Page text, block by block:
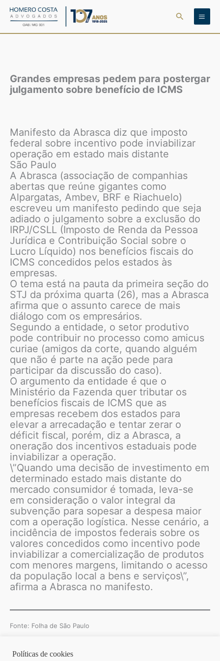
para
Pesquisar
Grandes empresas pedem para postergar
julgamento sobre benefício de ICMS
Manifesto da Abrasca diz que imposto
federal sobre incentivo pode inviabilizar
operação em estado mais distante
São Paulo
A Abrasca (associação de companhias
abertas que reúne gigantes como
Alpargatas, Ambev, BRF e Riachuelo)
escreveu um manifesto pedindo que seja
adiado o julgamento sobre a exclusão do
IRPJ/CSLL (Imposto de Renda da Pessoa
Jurídica e Contribuição Social sobre o
Lucro Líquido) nos benefícios fiscais do
ICMS concedidos pelos estados às
empresas.
O tema está na pauta da primeira seção do
STJ da próxima quarta (26), mas a Abrasca
afirma que o assunto carece de mais
diálogo com os empresários.
Segundo a entidade, o setor produtivo
pode contribuir no processo como amicus
curiae (amigos da corte, quando alguém
que não é parte na ação pede para
participar da discussão do caso).
O argumento da entidade é que o
Ministério da Fazenda quer tributar os
benefícios fiscais de ICMS que as
empresas recebem dos estados para
elevar a arrecadação e tentar zerar o
déficit fiscal, porém, diz a Abrasca, a
oneração dos incentivos estaduais pode
inviabilizar a operação.
\”Quando uma decisão de investimento em
determinado estado mais distante do
mercado consumidor é tomada, leva-se
em consideração o valor integral da
subvenção para sopesar a despesa maior
com a operação logística. Nesse cenário, a
incidência de impostos federais sobre os
valores concedidos como incentivo pode
inviabilizar a comercialização de produtos
com menores margens, limitando o acesso
da população local a bens e serviços\”,
afirma a Abrasca no manifesto.
Fonte: Folha de São Paulo
Copyright © 2026 | Homero Costa Advogados
Políticas de cookies